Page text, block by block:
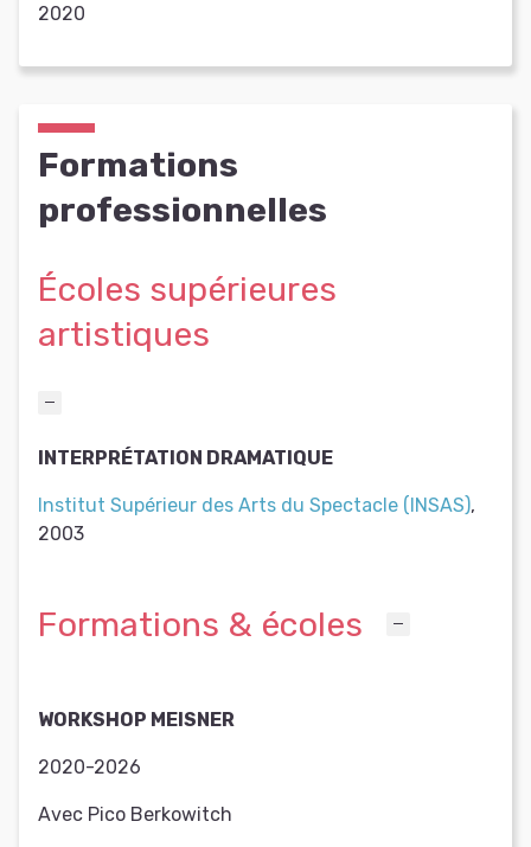
2020
Formations
professionnelles
Écoles supérieures
artistiques
INTERPRÉTATION DRAMATIQUE
Institut Supérieur des Arts du Spectacle (INSAS),
2003
Formations & écoles
WORKSHOP MEISNER
2020-2026
Avec Pico Berkowitch